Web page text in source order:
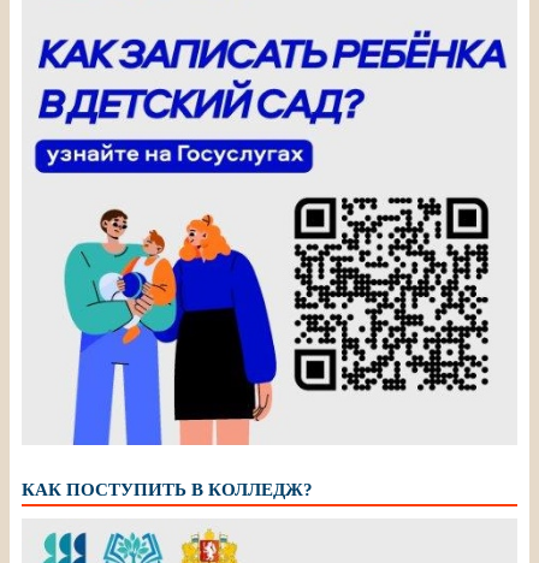
КАК ПОСТУПИТЬ В КОЛЛЕДЖ?